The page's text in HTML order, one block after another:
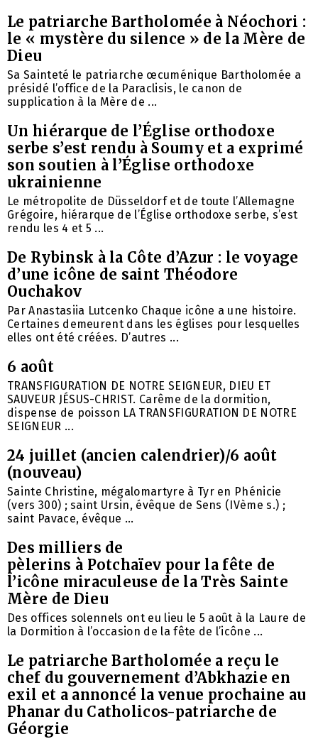
Le patriarche Bartholomée à Néochori :
le « mystère du silence » de la Mère de
Dieu
Sa Sainteté le patriarche œcuménique Bartholomée a
présidé l’office de la Paraclisis, le canon de
supplication à la Mère de ...
Un hiérarque de l’Église orthodoxe
serbe s’est rendu à Soumy et a exprimé
son soutien à l’Église orthodoxe
ukrainienne
Le métropolite de Düsseldorf et de toute l’Allemagne
Grégoire, hiérarque de l’Église orthodoxe serbe, s’est
rendu les 4 et 5 ...
De Rybinsk à la Côte d’Azur : le voyage
d’une icône de saint Théodore
Ouchakov
Par Anastasiia Lutcenko Chaque icône a une histoire.
Certaines demeurent dans les églises pour lesquelles
elles ont été créées. D’autres ...
6 août
TRANSFIGURATION DE NOTRE SEIGNEUR, DIEU ET
SAUVEUR JÉSUS-CHRIST. Carême de la dormition,
dispense de poisson LA TRANSFIGURATION DE NOTRE
SEIGNEUR ...
24 juillet (ancien calendrier)/6 août
(nouveau)
Sainte Christine, mégalomartyre à Tyr en Phénicie
(vers 300) ; saint Ursin, évêque de Sens (IVème s.) ;
saint Pavace, évêque ...
Des milliers de
pèlerins à Potchaïev pour la fête de
l’icône miraculeuse de la Très Sainte
Mère de Dieu
Des offices solennels ont eu lieu le 5 août à la Laure de
la Dormition à l’occasion de la fête de l’icône ...
Le patriarche Bartholomée a reçu le
chef du gouvernement d’Abkhazie en
exil et a annoncé la venue prochaine au
Phanar du Catholicos-patriarche de
Géorgie